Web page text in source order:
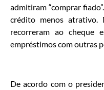
admitiram “comprar
crédito menos atrativo.
recorreram ao cheque
empréstimos com outras
De acordo com o